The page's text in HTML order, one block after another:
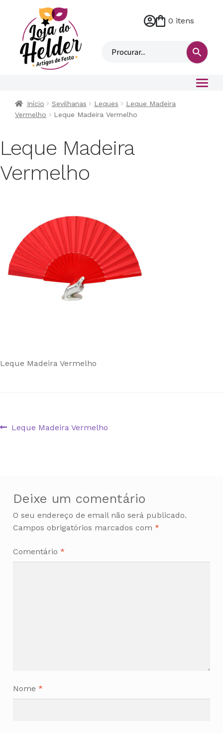
M
n
0 itens
Início Sevilhanas Leques
Leque Madeira
Vermelho
Leque Madeira Vermelho
Leque Madeira
Vermelho
Leque Madeira Vermelho
Navegação
Artigo
Leque Madeira Vermelho
Deixe um comentário
O seu endereço de email não será publicado.
Campos obrigatórios marcados com *
Comentário *
Nome *